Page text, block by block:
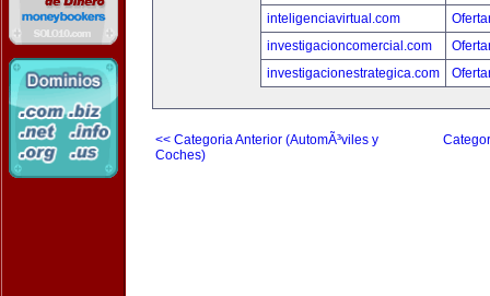
inteligenciavirtual.com
investigacioncomercial.com
investigacionestrategica.com
<< Categoria Anterior (AutomÃ³viles y
Coches)